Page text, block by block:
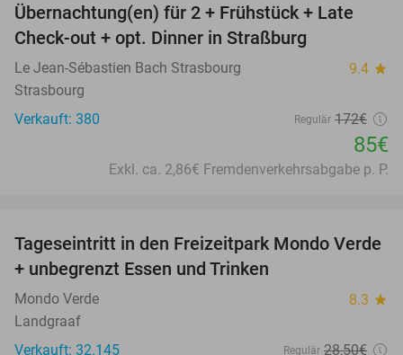
51%
Übernachtung(en) für 2 + Frühstück + Late
Check-out + opt. Dinner in Straßburg
Le Jean-Sébastien Bach Strasbourg 9.4 star
Strasbourg
Verkauft: 380
Regulär 172€
85€
Exkl. ca. 2,86€ Fremdenverkehrsabgabe p. P.
25%
Tageseintritt in den Freizeitpark Mondo Verde
+ unbegrenzt Essen und Trinken
Mondo Verde 8.3 star
Landgraaf
Verkauft: 32.145
Regulär 28,50€